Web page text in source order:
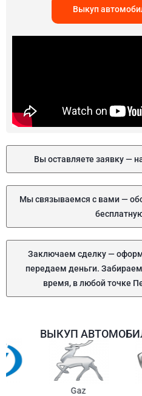
Выкуп
Вы оставляете заявку —
Мы связываемся с вами —
Заключаем сделку —
передаем деньги.
время, в любой точке
ВЫКУП